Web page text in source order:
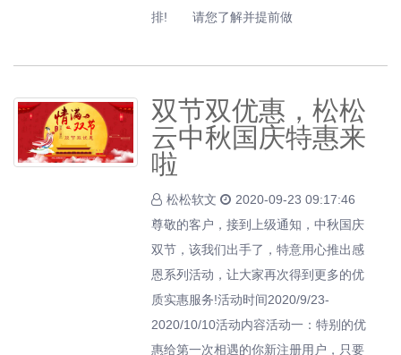
排! 请您了解并提前做
双节双优惠，松松
云中秋国庆特惠来
啦
松松软文
2020-09-23 09:17:46
尊敬的客户，接到上级通知，中秋国庆
双节，该我们出手了，特意用心推出感
恩系列活动，让大家再次得到更多的优
质实惠服务!活动时间2020/9/23-
2020/10/10活动内容活动一：特别的优
惠给第一次相遇的你新注册用户，只要